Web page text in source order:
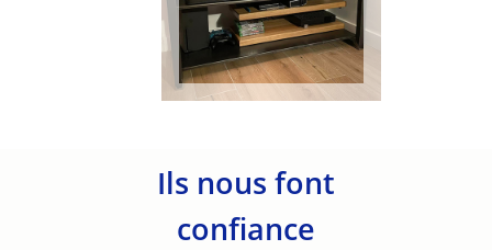
Ils nous font
confiance